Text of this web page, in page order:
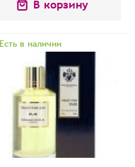
В корзину
Есть в наличии